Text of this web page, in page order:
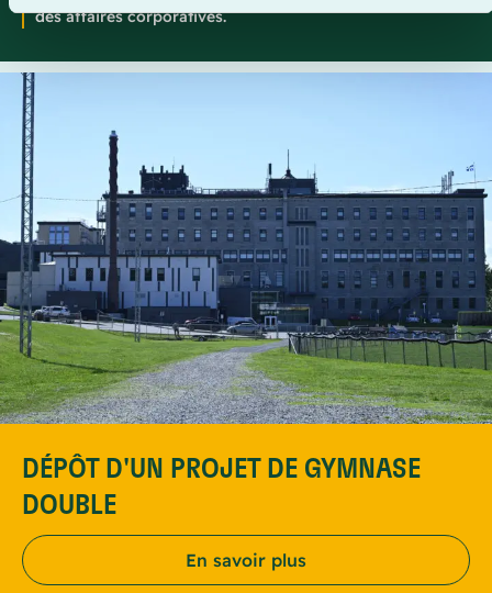
des affaires corporatives.
DÉPÔT D'UN PROJET DE GYMNASE
DOUBLE
En savoir plus